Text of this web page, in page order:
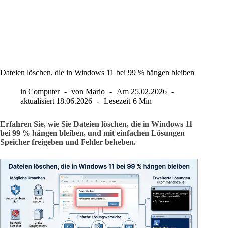
Dateien löschen, die in Windows 11 bei 99 % hängen bleiben
in Computer von Mario Am 25.02.2026
aktualisiert 18.06.2026 Lesezeit 6 Min
Erfahren Sie, wie Sie Dateien löschen, die in Windows 11
bei 99 % hängen bleiben, und mit einfachen Lösungen
Speicher freigeben und Fehler beheben.